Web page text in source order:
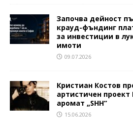
Започва дейност
крауд-фъндинг
за инвестиции в
имоти
09.07.2026
Кристиан Костов
артистичен
аромат „SHH“
15.06.2026